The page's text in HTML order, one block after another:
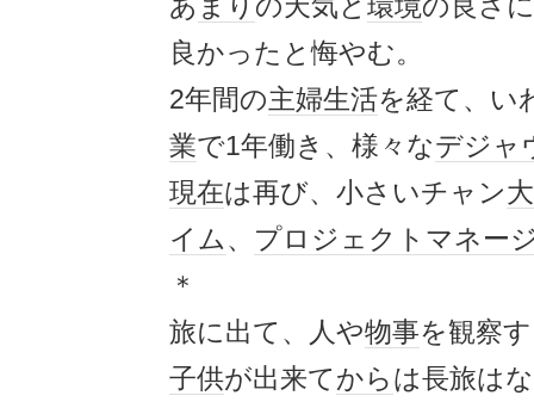
あ まり の天気と 環境の良さに
良かったと悔やむ。
2年間の主婦生活を経て、い
業で1年働き、様々なデジャ
現在は再び、小さいチャン
イム、 プロジェクト マネー
＊
旅に出て、人や物事を観察
子供が出来てからは長旅は